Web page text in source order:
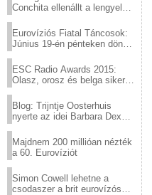
Conchita ellenállt a lengyel
Eurovíziós Fiatal Táncosok:
Június 19-én pénteken döntő
ESC Radio Awards 2015:
Olasz, orosz és belga siker,
Blog: Trijntje Oosterhuis
nyerte az idei Barbara Dex
Majdnem 200 millióan nézték
a 60. Eurovíziót
Simon Cowell lehetne a
csodaszer a brit eurovízós